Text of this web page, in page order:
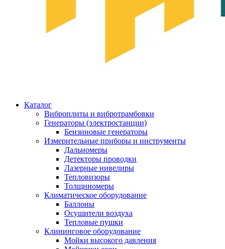
Каталог
Виброплиты и вибротрамбовки
Генераторы (электростанции)
Бензиновые генераторы
Измерительные приборы и инструменты
Дальномеры
Детекторы проводки
Лазерные нивелиры
Тепловизоры
Толщиномеры
Климатическое оборудование
Баллоны
Осушители воздуха
Тепловые пушки
Клининговое оборудование
Мойки высокого давления